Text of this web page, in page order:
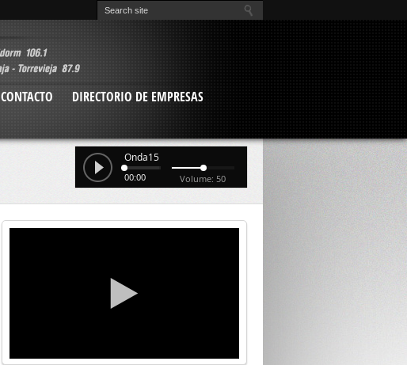
CONTACTO
DIRECTORIO DE EMPRESAS
Onda15
00:00 Volume: 50